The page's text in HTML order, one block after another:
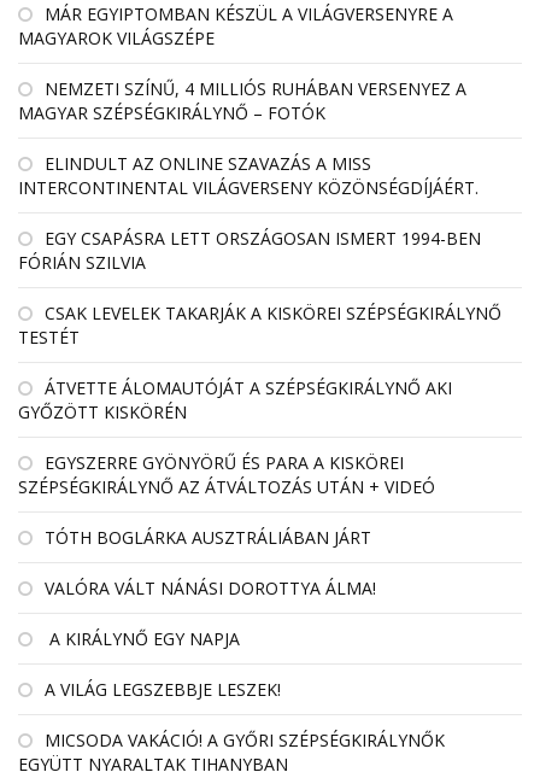
MÁR EGYIPTOMBAN KÉSZÜL A VILÁGVERSENYRE A
MAGYAROK VILÁGSZÉPE
NEMZETI SZÍNŰ, 4 MILLIÓS RUHÁBAN VERSENYEZ A
MAGYAR SZÉPSÉGKIRÁLYNŐ – FOTÓK
ELINDULT AZ ONLINE SZAVAZÁS A MISS
INTERCONTINENTAL VILÁGVERSENY KÖZÖNSÉGDÍJÁÉRT.
EGY CSAPÁSRA LETT ORSZÁGOSAN ISMERT 1994-BEN
FÓRIÁN SZILVIA
CSAK LEVELEK TAKARJÁK A KISKÖREI SZÉPSÉGKIRÁLYNŐ
TESTÉT
ÁTVETTE ÁLOMAUTÓJÁT A SZÉPSÉGKIRÁLYNŐ AKI
GYŐZÖTT KISKÖRÉN
EGYSZERRE GYÖNYÖRŰ ÉS PARA A KISKÖREI
SZÉPSÉGKIRÁLYNŐ AZ ÁTVÁLTOZÁS UTÁN + VIDEÓ
TÓTH BOGLÁRKA AUSZTRÁLIÁBAN JÁRT
VALÓRA VÁLT NÁNÁSI DOROTTYA ÁLMA!
A KIRÁLYNŐ EGY NAPJA
A VILÁG LEGSZEBBJE LESZEK!
MICSODA VAKÁCIÓ! A GYŐRI SZÉPSÉGKIRÁLYNŐK
EGYÜTT NYARALTAK TIHANYBAN